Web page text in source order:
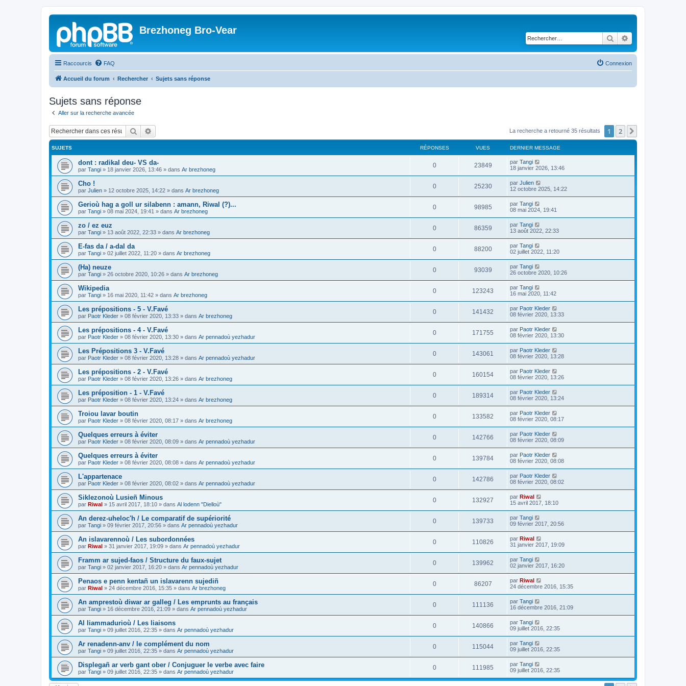
Brezhoneg Bro-Vear
Rechercher
Raccourcis FAQ Connexion
Accueil du forum Rechercher Sujets sans réponse
Sujets sans réponse
Aller sur la recherche avancée
Rechercher La recherche a retourné 35 résultats 1 2
SUJETS RÉPONSES VUES DERNIER MESSAGE
dont : radikal deu- VS da-
par Tangi » 18 janvier 2026, 13:46 » dans Ar brezhoneg
0 23849 par Tangi
18 janvier 2026, 13:46
Cho !
par Julien » 12 octobre 2025, 14:22 » dans Ar brezhoneg
0 25230 par Julien
12 octobre 2025, 14:22
Gerioù hag a goll ur silabenn : amann, Riwal (?)...
par Tangi » 08 mai 2024, 19:41 » dans Ar brezhoneg
0 98985 par Tangi
08 mai 2024, 19:41
zo / ez euz
par Tangi » 13 août 2022, 22:33 » dans Ar brezhoneg
0 86359 par Tangi
13 août 2022, 22:33
E-fas da / a-dal da
par Tangi » 02 juillet 2022, 11:20 » dans Ar brezhoneg
0 88200 par Tangi
02 juillet 2022, 11:20
(Ha) neuze
par Tangi » 26 octobre 2020, 10:26 » dans Ar brezhoneg
0 93039 par Tangi
26 octobre 2020, 10:26
Wikipedia
par Tangi » 16 mai 2020, 11:42 » dans Ar brezhoneg
0 123243 par Tangi
16 mai 2020, 11:42
Les prépositions - 5 - V.Favé
par Paotr Kleder » 08 février 2020, 13:33 » dans Ar brezhoneg
0 141432 par Paotr Kleder
08 février 2020, 13:33
Les prépositions - 4 - V.Favé
par Paotr Kleder » 08 février 2020, 13:30 » dans Ar pennadoù yezhadur
0 171755 par Paotr Kleder
08 février 2020, 13:30
Les Prépositions 3 - V.Favé
par Paotr Kleder » 08 février 2020, 13:28 » dans Ar pennadoù yezhadur
0 143061 par Paotr Kleder
08 février 2020, 13:28
Les prépositions - 2 - V.Favé
par Paotr Kleder » 08 février 2020, 13:26 » dans Ar brezhoneg
0 160154 par Paotr Kleder
08 février 2020, 13:26
Les préposition - 1 - V.Favé
par Paotr Kleder » 08 février 2020, 13:24 » dans Ar brezhoneg
0 189314 par Paotr Kleder
08 février 2020, 13:24
Troiou lavar boutin
par Paotr Kleder » 08 février 2020, 08:17 » dans Ar brezhoneg
0 133582 par Paotr Kleder
08 février 2020, 08:17
Quelques erreurs à éviter
par Paotr Kleder » 08 février 2020, 08:09 » dans Ar pennadoù yezhadur
0 142766 par Paotr Kleder
08 février 2020, 08:09
Quelques erreurs à éviter
par Paotr Kleder » 08 février 2020, 08:08 » dans Ar pennadoù yezhadur
0 139784 par Paotr Kleder
08 février 2020, 08:08
L'appartenace
par Paotr Kleder » 08 février 2020, 08:02 » dans Ar pennadoù yezhadur
0 142786 par Paotr Kleder
08 février 2020, 08:02
Siklezonoù Lusieñ Minous
par Riwal » 15 avril 2017, 18:10 » dans Al lodenn "Dielloù"
0 132927 par Riwal
15 avril 2017, 18:10
An derez-uheloc'h / Le comparatif de supériorité
par Tangi » 09 février 2017, 20:56 » dans Ar pennadoù yezhadur
0 139733 par Tangi
09 février 2017, 20:56
An islavarennoù / Les subordonnées
par Riwal » 31 janvier 2017, 19:09 » dans Ar pennadoù yezhadur
0 110826 par Riwal
31 janvier 2017, 19:09
Framm ar sujed-faos / Structure du faux-sujet
par Tangi » 02 janvier 2017, 16:20 » dans Ar pennadoù yezhadur
0 139962 par Tangi
02 janvier 2017, 16:20
Penaos e penn kentañ un islavarenn sujediñ
par Riwal » 24 décembre 2016, 15:35 » dans Ar brezhoneg
0 86207 par Riwal
24 décembre 2016, 15:35
An amprestoù diwar ar galleg / Les emprunts au français
par Tangi » 16 décembre 2016, 21:09 » dans Ar pennadoù yezhadur
0 111136 par Tangi
16 décembre 2016, 21:09
Al liammadurioù / Les liaisons
par Tangi » 09 juillet 2016, 22:35 » dans Ar pennadoù yezhadur
0 140866 par Tangi
09 juillet 2016, 22:35
Ar renadenn-anv / le complément du nom
par Tangi » 09 juillet 2016, 22:35 » dans Ar pennadoù yezhadur
0 115044 par Tangi
09 juillet 2016, 22:35
Displegañ ar verb gant ober / Conjuguer le verbe avec faire
par Tangi » 09 juillet 2016, 22:35 » dans Ar pennadoù yezhadur
0 111985 par Tangi
09 juillet 2016, 22:35